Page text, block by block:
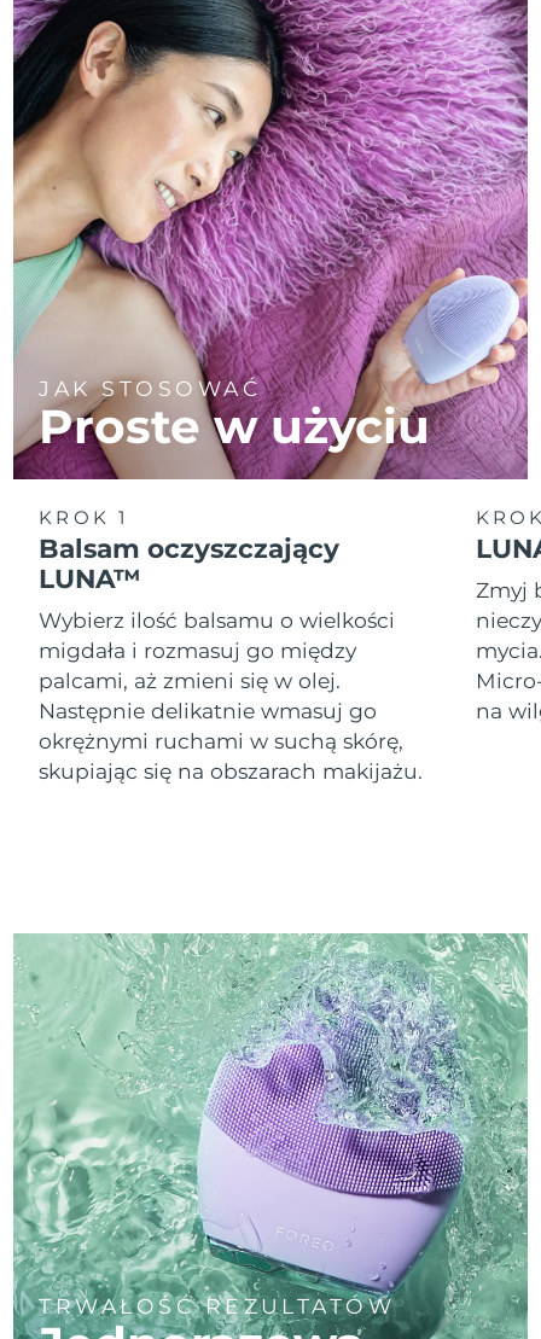
JAK STOSOWAĆ
Proste w użyciu
KROK 1
Balsam oczyszczający
LUNA™
Wybierz ilość balsamu o wielkości
migdała i rozmasuj go między
palcami, aż zmieni się w olej.
Następnie delikatnie wmasuj go
okrężnymi ruchami w suchą skórę,
skupiając się na obszarach makijażu.
Zmyj
na
TRWAŁOŚĆ REZULTATÓW